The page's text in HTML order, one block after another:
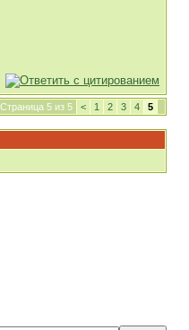
Страница 5 из 5 < 1 2 3 4 5